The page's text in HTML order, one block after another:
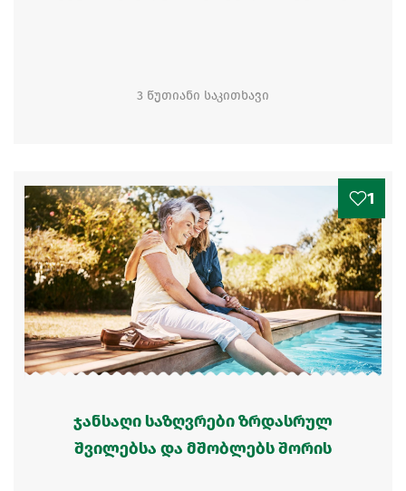
3 წუთიანი საკითხავი
1
ჯანსაღი საზღვრები ზრდასრულ
შვილებსა და მშობლებს შორის